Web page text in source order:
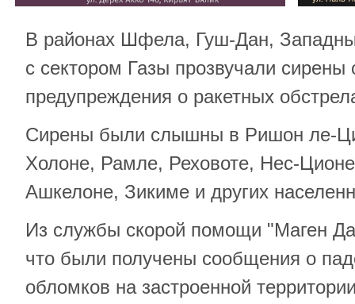
В районах Шфела, Гуш-Дан,
с сектором Газы прозвучали сирены
предупреждения о ракетных
Сирены были слышны в Ришон ле-
Холоне, Рамле, Реховоте, Нес-
Ашкелоне, Зикиме и других
Из службы скорой помощи "Маген
что были получены сообщения о
обломков на застроенной